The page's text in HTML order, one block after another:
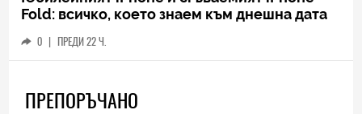
Fold: всичко, което знаем към днешна дата
0 | ПРЕДИ 22 Ч.
ПРЕПОРЪЧАНО